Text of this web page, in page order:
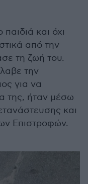
και όχι
από την
τη ζωή του.
την
για να
της, ήταν μέσω
και
Επιστροφών.